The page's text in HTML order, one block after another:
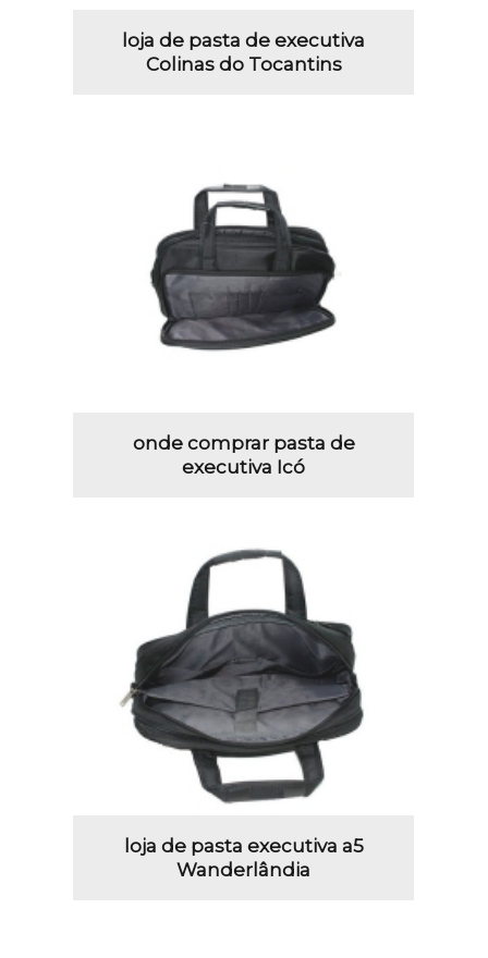
loja de pasta de executiva
Colinas do Tocantins
onde comprar pasta de
executiva Icó
loja de pasta executiva a5
Wanderlândia